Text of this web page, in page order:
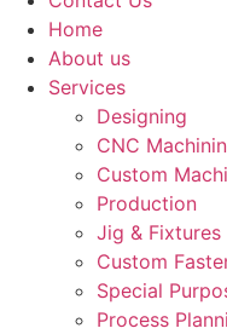
Home
About us
Services
Designing
CNC
Custom
Production
Jig & Fixtures
Custom
Special
Process